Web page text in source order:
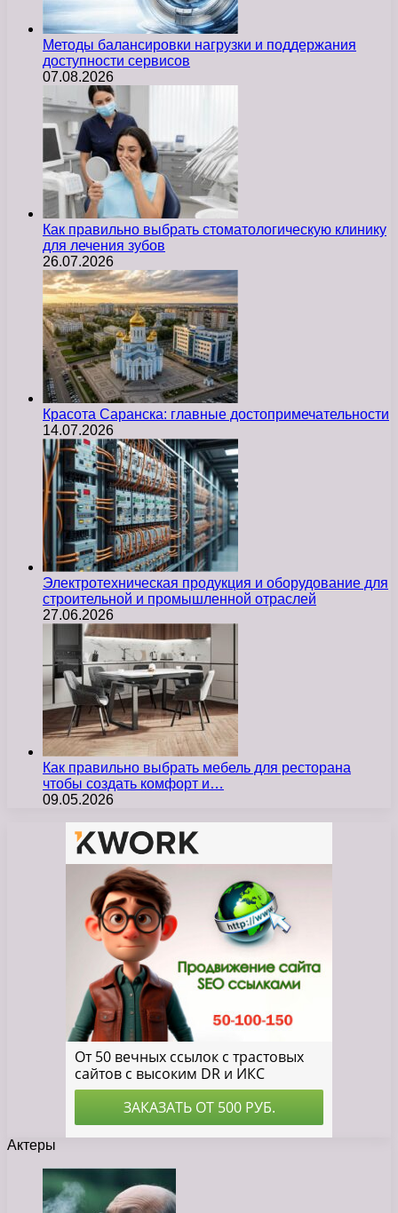
Методы балансировки нагрузки и поддержания
доступности сервисов
07.08.2026
Как правильно выбрать стоматологическую клинику
для лечения зубов
26.07.2026
Красота Саранска: главные достопримечательности
14.07.2026
Электротехническая продукция и оборудование для
строительной и промышленной отраслей
27.06.2026
Как правильно выбрать мебель для ресторана
чтобы создать комфорт и…
09.05.2026
Актеры